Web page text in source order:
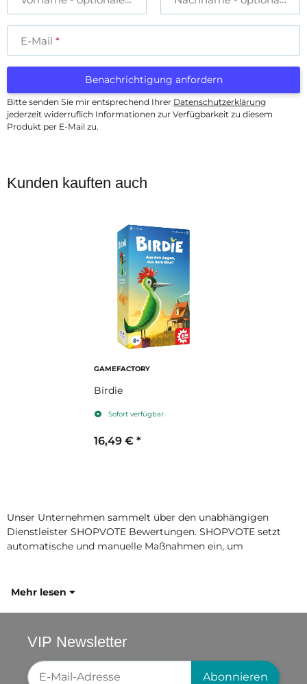
E-Mail
Benachrichtigung anfordern
Bitte senden Sie mir entsprechend Ihrer Datenschutzerklärung
jederzeit widerruflich Informationen zur Verfügbarkeit zu diesem
Produkt per E-Mail zu.
Kunden kauften auch
GAMEFACTORY
Birdie
Sofort verfügbar
16,49 € *
Unser Unternehmen sammelt über den unabhängigen
Dienstleister SHOPVOTE Bewertungen. SHOPVOTE setzt
automatische und manuelle Maßnahmen ein, um
Mehr lesen
VIP Newsletter
Newsletter-Registrierung
Abonnieren